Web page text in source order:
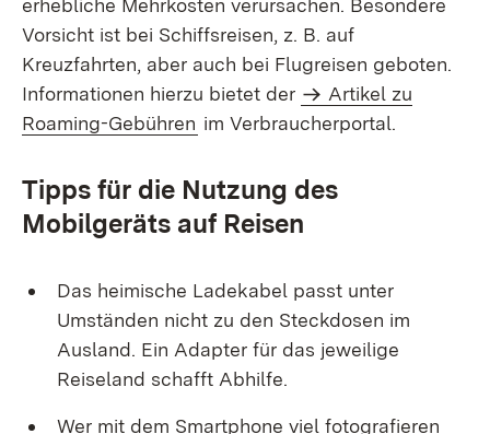
erhebliche Mehrkosten verursachen. Besondere
Vorsicht ist bei Schiffsreisen, z. B. auf
Kreuzfahrten, aber auch bei Flugreisen geboten.
Informationen hierzu bietet der
Artikel zu
Roaming-Gebühren im Verbraucherportal.
Tipps für die Nutzung des
Mobilgeräts auf Reisen​
Das heimische Ladekabel passt unter
Umständen nicht zu den Steckdosen im
Ausland. Ein Adapter für das jeweilige
Reiseland schafft Abhilfe.
Wer mit dem Smartphone viel fotografieren